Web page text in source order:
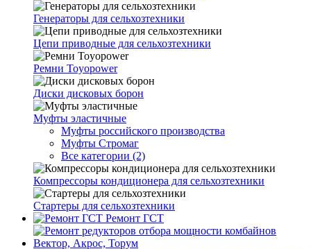
Генераторы для сельхозтехники
Цепи приводные для сельхозтехники
Ремни Toyopower
Диски дисковых борон
Муфты эластичные
Муфты российского производства
Муфты Стромаг
Все категории (2)
Компрессоры кондиционера для сельхозтехники
Стартеры для сельхозтехники
Ремонт ГСТ